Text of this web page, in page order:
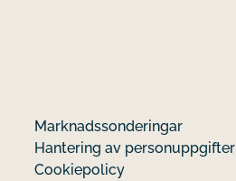
Marknadssonderingar
Hantering av personuppgifter
Cookiepolicy